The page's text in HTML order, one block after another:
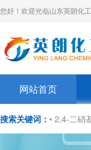
您好！欢迎光临山东英朗化
网站首页
搜索关键词： • 2,4-二硝